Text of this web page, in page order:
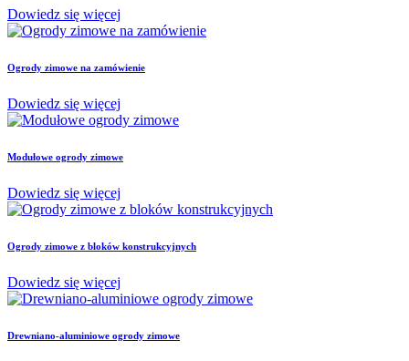
Dowiedz się więcej
Ogrody zimowe na zamówienie
Dowiedz się więcej
Modułowe ogrody zimowe
Dowiedz się więcej
Ogrody zimowe z bloków konstrukcyjnych
Dowiedz się więcej
Drewniano-aluminiowe ogrody zimowe